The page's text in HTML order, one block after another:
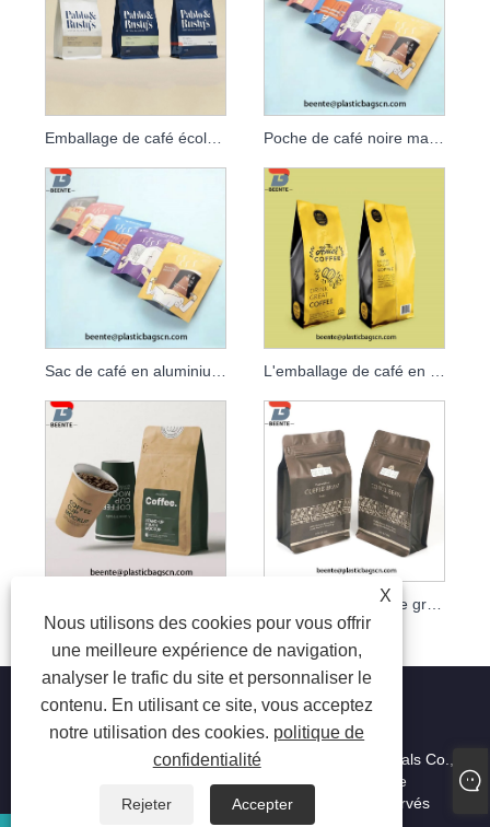
Emballage de café écologique et sachets de café debout Poche de café noire mate recyclable imprimée par coutume de l'aluminium 250g avec la valve
Sac de café en aluminium mat en plastique mat à 3 côtés personnalisé L'emballage de café en gros met en sac le sac d'emballage de grain de café de papier d'aluminium
X
Nous utilisons des cookies pour vous offrir
une meilleure expérience de navigation,
analyser le trafic du site et personnaliser le
contenu. En utilisant ce site, vous acceptez
notre utilisation des cookies. politique de
confidentialité
Rejeter Accepter
Copyright © 2023 Dongguan beiente packaging materials Co.,
Ltd. - Sacs en plastique alimentaires, Sacs en plastique
industriels, Sacs en plastique laminé - Tous droits réservés